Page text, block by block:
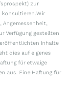
zur
konsultieren.Wir
Angemessenheit,
Verfügung gestellten
Inhalte
dies auf eigenes
für etwaige
aus. Eine Haftung für